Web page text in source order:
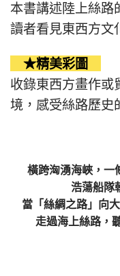
本書講述陸上絲路
讀者看見東西方文
★精美彩圖
收錄東西方畫作或
境，感受絲路歷史
橫跨洶湧海峽，一
浩蕩船隊
當「絲綢之路」向
走過海上絲路，